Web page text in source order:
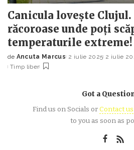
Canicula lovește
răcoroase unde poți
temperaturile extreme!
Posted
by
de Ancuta Marcus 2 iulie 2025 2 iulie
Timp liber
Got a
Find us on Socials orContact us
to you as soon as